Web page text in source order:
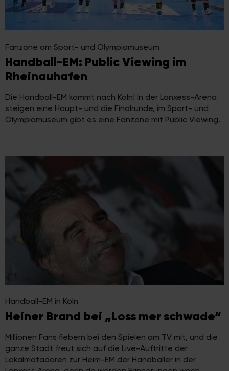
Fanzone am Sport- und Olympiamuseum
Handball-EM: Public Viewing im
Rheinauhafen
Die Handball-EM kommt nach Köln! In der Lanxess-Arena
steigen eine Haupt- und die Finalrunde, im Sport- und
Olympiamuseum gibt es eine Fanzone mit Public Viewing.
Handball-EM in Köln
Heiner Brand bei „Loss mer schwade“
Millionen Fans fiebern bei den Spielen am TV mit, und die
ganze Stadt freut sich auf die Live-Auftritte der
Lokalmatadoren zur Heim-EM der Handballer in der